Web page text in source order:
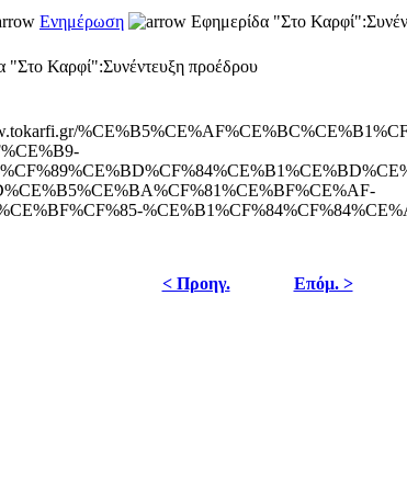
Ενημέρωση Εφημερίδα "Στο
"Στο Καρφί":Συνέντευξη προέδρου
< Προηγ.
Επόμ. >